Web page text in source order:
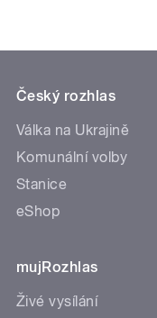
Český rozhlas
Válka na Ukrajině
Komunální volby
Stanice
eShop
mujRozhlas
Živé vysílání